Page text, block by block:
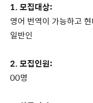
1. 모집대상:
영어 번역이 가능하고
일반인
2. 모집인원:
00명